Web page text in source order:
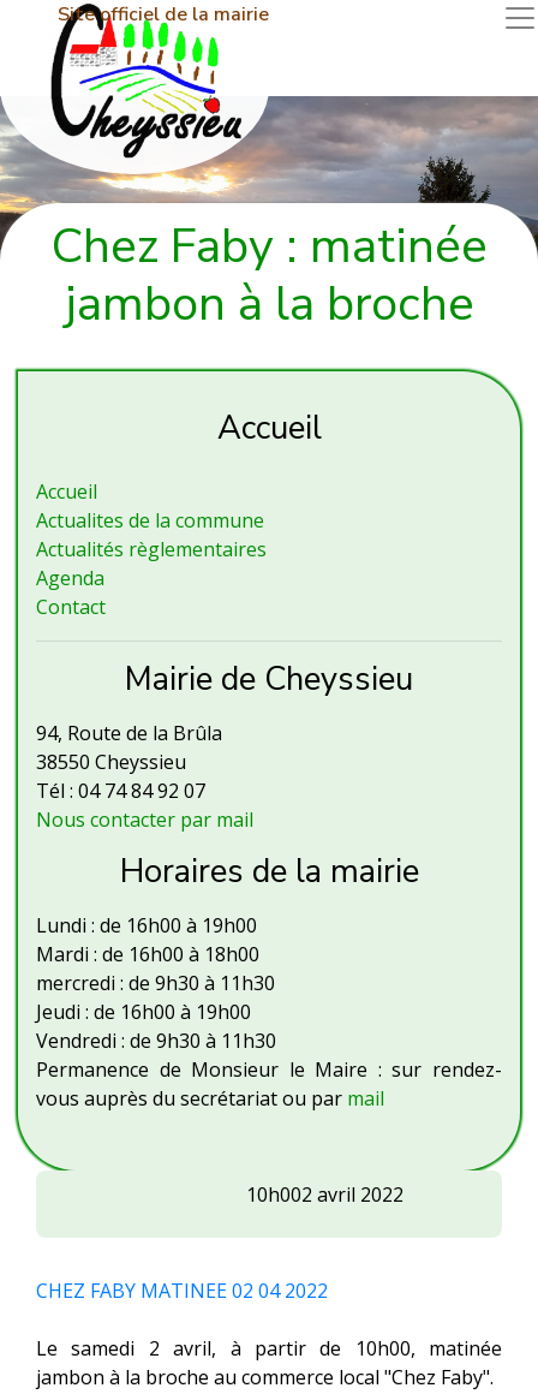
Site officiel de la mairie
Chez Faby : matinée
jambon à la broche
Accueil
Accueil
Actualites de la commune
Actualités règlementaires
Agenda
Contact
Mairie de Cheyssieu
94, Route de la Brûla
38550 Cheyssieu
Tél : 04 74 84 92 07
Nous contacter par mail
Horaires de la mairie
Lundi : de 16h00 à 19h00
Mardi : de 16h00 à 18h00
mercredi : de 9h30 à 11h30
Jeudi : de 16h00 à 19h00
Vendredi : de 9h30 à 11h30
Permanence de Monsieur le Maire : sur rendez-
vous auprès du secrétariat ou par mail
Chez
:
jambon
la
broche
10h002 avril 2022
CHEZ FABY MATINEE 02 04 2022
Le samedi 2 avril, à partir de 10h00, matinée
jambon à la broche au commerce local "Chez Faby".